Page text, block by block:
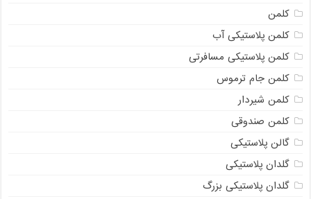
کلمن
کلمن پلاستیکی آب
کلمن پلاستیکی مسافرتی
کلمن جام ترموس
کلمن شیردار
کلمن صندوقی
گالن پلاستیکی
گلدان پلاستیکی
گلدان پلاستیکی بزرگ